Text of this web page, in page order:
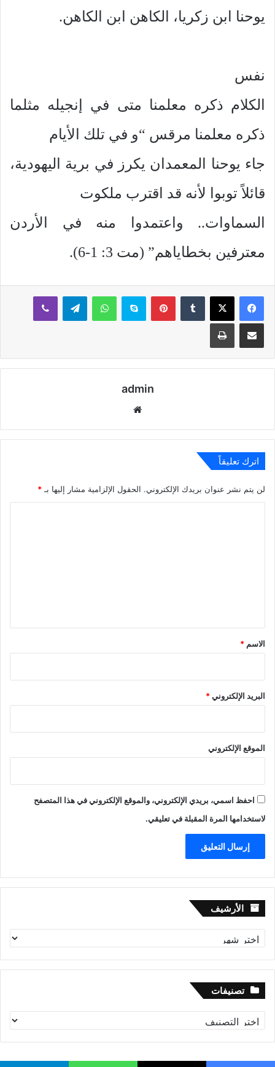
يوحنا ابن زكريا، الكاهن ابن الكاهن.
نفس
الكلام ذكره معلمنا متى في إنجيله مثلما
ذكره معلمنا مرقس “و في تلك الأيام
جاء يوحنا المعمدان يكرز في برية اليهودية،
قائلاً توبوا لأنه قد اقترب ملكوت
السماوات.. واعتمدوا منه في الأردن
معترفين بخطاياهم” (مت 3: 1-6).
بينتيريستسكايب واتساب تيلقرام ڤايبر
مشاركة عبر البريد طباعة
admin
اترك تعليقاً
لن يتم نشر عنوان بريدك الإلكتروني. الحقول الإلزامية مشار إليها بـ *
*
الاسم *
البريد الإلكتروني*
الموقع الإلكتروني
احفظ اسمي، بريدي الإلكتروني، والموقع الإلكتروني في هذا المتصفح
لاستخدامها المرة المقبلة في تعليقي.
الأرشيف الأرشيف
تصنيفات
تصنيفات